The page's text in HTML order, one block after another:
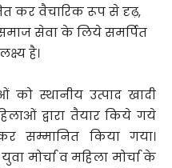
कर वैचारिक रूप से दृढ़,
सेवा के लिये समर्पित
है।
को स्थानीय उत्पाद खादी
द्वारा तैयार किये गये
सम्मानित किया गया।
मोर्चा व महिला मोर्चा के